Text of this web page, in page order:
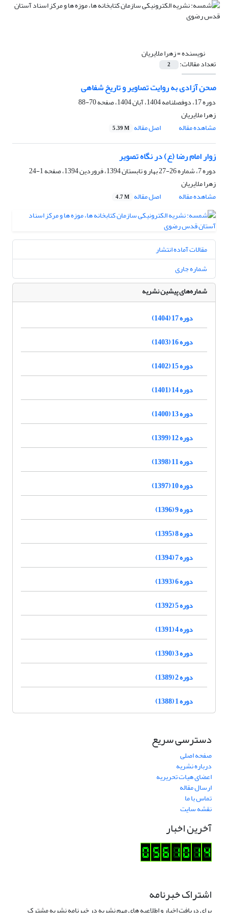
نویسنده =زهرا ملایریان
تعداد مقالات: 2
صحن آزادی به روایت تصاویر و تاریخ شفاهی
دوره 17، دوفصلنامه 1404، آبان 1404، صفحه
70-88
زهرا ملایریان
مشاهده مقاله
اصل مقاله 5.39 M
زوار امام رضا (ع) در نگاه تصویر
دوره 7، شماره 26-27 بهار و تابستان 1394، فروردین 1394، صفحه
1-24
زهرا ملایریان
مشاهده مقاله
اصل مقاله 4.7 M
مقالات آماده انتشار
شماره جاری
شماره‌های پیشین نشریه
دوره 17 (1404)
دوره 16 (1403)
دوره 15 (1402)
دوره 14 (1401)
دوره 13 (1400)
دوره 12 (1399)
دوره 11 (1398)
دوره 10 (1397)
دوره 9 (1396)
دوره 8 (1395)
دوره 7 (1394)
دوره 6 (1393)
دوره 5 (1392)
دوره 4 (1391)
دوره 3 (1390)
دوره 2 (1389)
دوره 1 (1388)
دسترسی سریع
صفحه اصلی
درباره نشریه
اعضای هیات تحریریه
ارسال مقاله
تماس با ما
نقشه سایت
آخرین اخبار
اشتراک خبرنامه
برای دریافت اخبار و اطلاعیه های مهم نشریه در خبرنامه نشریه مشترک